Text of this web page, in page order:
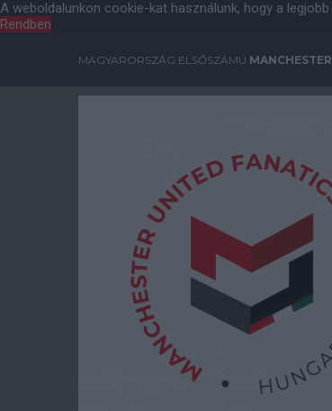
A weboldalunkon cookie-kat használunk, hogy a
Rendben
MAGYARORSZÁG ELSŐSZÁMÚ